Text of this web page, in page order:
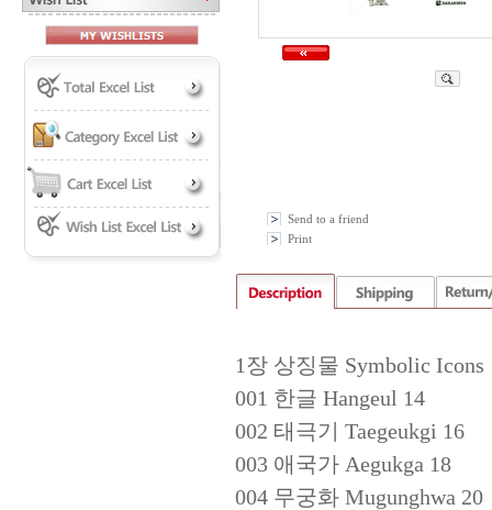
Send to a friend
Print
1장 상징물 Symbolic Icons
001 한글 Hangeul 14
002 태극기 Taegeukgi 16
003 애국가 Aegukga 18
004 무궁화 Mugunghwa 20